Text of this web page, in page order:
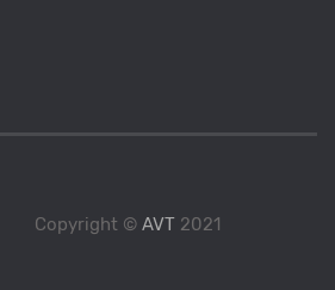
Copyright © AVT 2021